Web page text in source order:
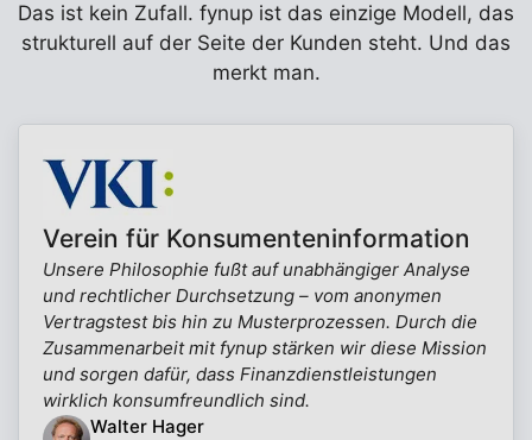
Das ist kein Zufall. fynup ist das einzige Modell, das
strukturell auf der Seite der Kunden steht. Und das
merkt man.
Verein für Konsumenteninformation
Unsere Philosophie fußt auf unabhängiger Analyse
und rechtlicher Durchsetzung – vom anonymen
Vertragstest bis hin zu Musterprozessen. Durch die
Zusammenarbeit mit fynup stärken wir diese Mission
und sorgen dafür, dass Finanzdienstleistungen
wirklich konsumfreundlich sind.
Walter Hager